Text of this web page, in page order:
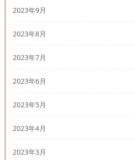
2023年9月
2023年8月
2023年7月
2023年6月
2023年5月
2023年4月
2023年3月